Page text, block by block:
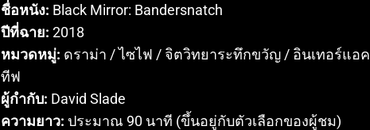
ชื่อหนัง: Black Mirror: Bandersnatch
ปีที่ฉาย: 2018
หมวดหมู่: ดราม่า / ไซไฟ / จิตวิทยาระทึกขวัญ / อินเทอร์แอค
ทีฟ
ผู้กำกับ: David Slade
ความยาว: ประมาณ 90 นาที (ขึ้นอยู่กับตัวเลือกของผู้ชม)